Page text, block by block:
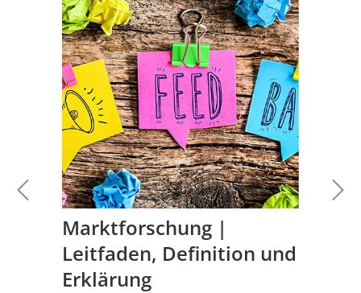
Marktforschung |
Leitfaden, Definition und
Erklärung